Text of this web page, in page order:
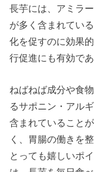
長芋には、アミラ
が多く含まれてい
化を促すのに効果
行促進にも有効で
ねばねば成分や食
るサポニン・アル
含まれていること
く、胃腸の働きを
とっても嬉しいポ